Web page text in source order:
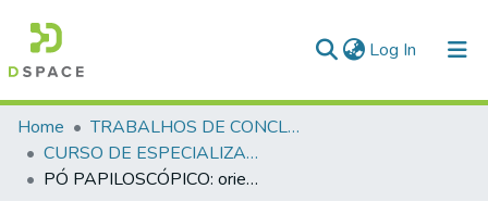
Log In (current)
Communities & Collections
All of DSpace
Home
TRABALHOS DE CONCLUSÃO DE CURSO - CEGESP (CURSO DE ESPECIALIZAÇÃO EM GERENCIAMENTO EM SEGURANÇA PÚBLICA)
CURSO DE ESPECIALIZAÇÃO EM GERENCIAMENTO EM SEGURANÇA PÚBLICA - CEGESP - 2024
PÓ PAPILOSCÓPICO: orientações para a escolha e a aplicação em perícia veicular sob a ótica da gestão de serviços